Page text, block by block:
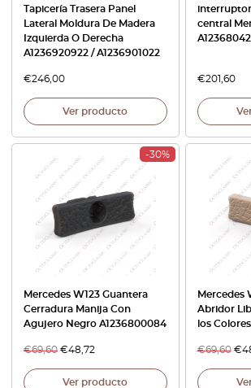
Tapicería Trasera Panel
Lateral Moldura De Madera
Izquierda O Derecha
A1236920922 / A1236901022
€246,00
Ver producto
central
€201,60
-30%
Mercedes W123 Guantera
Cerradura Manija Con
Agujero Negro A1236800084
€69,60 €48,72
Ver producto
Mercedes
Abridor
los
€69,60 €